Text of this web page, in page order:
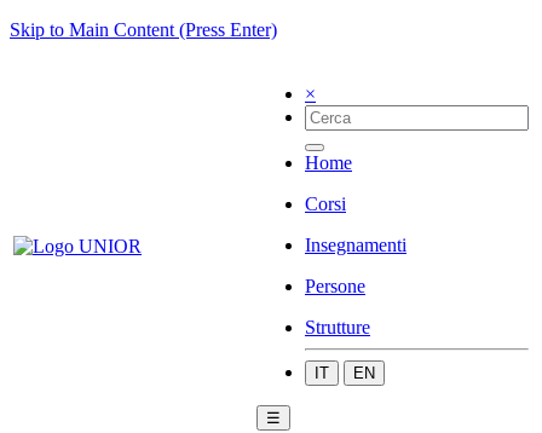
Skip to Main Content (Press Enter)
×
Home
Corsi
Insegnamenti
Persone
Strutture
IT EN
☰